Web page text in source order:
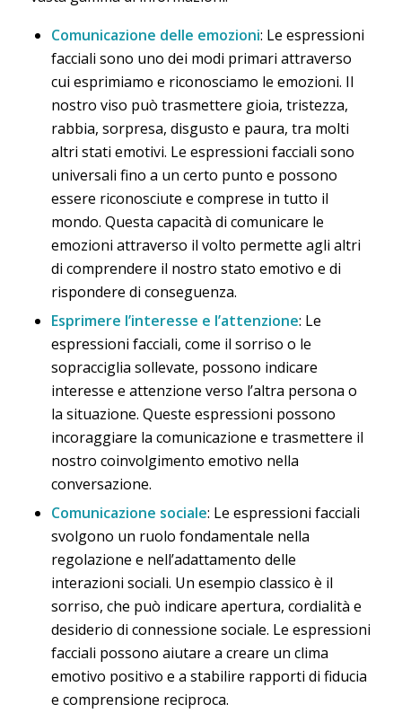
Comunicazione delle emozioni: Le espressioni
facciali sono uno dei modi primari attraverso
cui esprimiamo e riconosciamo le emozioni. Il
nostro viso può trasmettere gioia, tristezza,
rabbia, sorpresa, disgusto e paura, tra molti
altri stati emotivi. Le espressioni facciali sono
universali fino a un certo punto e possono
essere riconosciute e comprese in tutto il
mondo. Questa capacità di comunicare le
emozioni attraverso il volto permette agli altri
di comprendere il nostro stato emotivo e di
rispondere di conseguenza.
Esprimere l’interesse e l’attenzione: Le
espressioni facciali, come il sorriso o le
sopracciglia sollevate, possono indicare
interesse e attenzione verso l’altra persona o
la situazione. Queste espressioni possono
incoraggiare la comunicazione e trasmettere il
nostro coinvolgimento emotivo nella
conversazione.
Comunicazione sociale: Le espressioni facciali
svolgono un ruolo fondamentale nella
regolazione e nell’adattamento delle
interazioni sociali. Un esempio classico è il
sorriso, che può indicare apertura, cordialità e
desiderio di connessione sociale. Le espressioni
facciali possono aiutare a creare un clima
emotivo positivo e a stabilire rapporti di fiducia
e comprensione reciproca.